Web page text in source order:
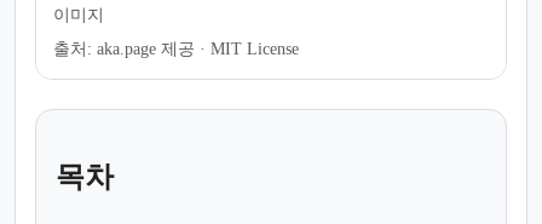
이미지
출처: aka.page 제공 · MIT License
목차